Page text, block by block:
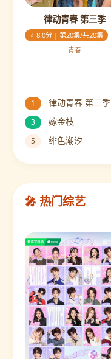
律动青春 第三季
⭐ 8.0分 | 第20集/共20集
青春
1 律动青春 第三季
3 嫁金枝
5 绯色潮汐
🎤 热门综艺